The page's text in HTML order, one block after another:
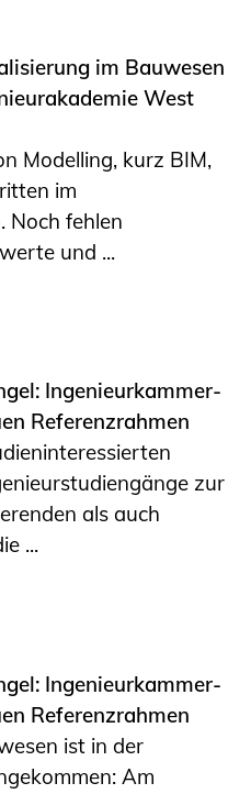
im Bauwesen
West
Modelling, kurz BIM,
im
Noch fehlen
und ...
Ingenieurkammer-
Referenzrahmen
zur
als auch
...
Ingenieurkammer-
Referenzrahmen
ist in der
Am